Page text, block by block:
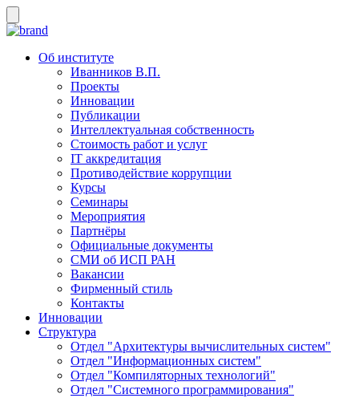
Об институте
Иванников В.П.
Проекты
Инновации
Публикации
Интеллектуальная собственность
Стоимость работ и услуг
IT аккредитация
Противодействие коррупции
Курсы
Семинары
Мероприятия
Партнёры
Официальные документы
СМИ об ИСП РАН
Вакансии
Фирменный стиль
Контакты
Инновации
Структура
Отдел "Архитектуры вычислительных систем"
Отдел "Информационных систем"
Отдел "Компиляторных технологий"
Отдел "Системного программирования"